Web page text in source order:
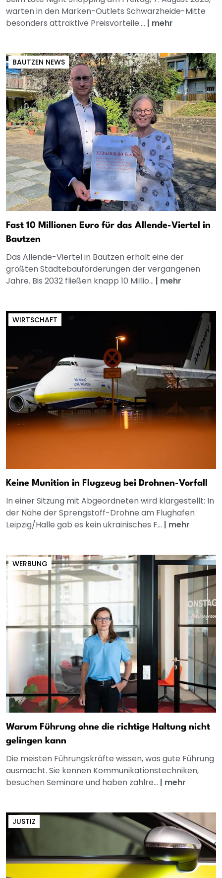
warten in den Marken-Outlets Schwarzheide-Mitte
besonders attraktive Preisvorteile.... | mehr
BAUTZEN NEWS
Fast 10 Millionen Euro für das Allende-Viertel in
Bautzen
Das Allende-Viertel in Bautzen erhält eine der
größten Städtebauförderungen der vergangenen
Jahre. Bis 2032 fließen knapp 10 Millio... | mehr
WIRTSCHAFT
Keine Munition in Flugzeug bei Drohnen-Vorfall
In einer Sitzung mit Abgeordneten wird klargestellt: In
der Nähe der Sprengstoff-Drohne am Flughafen
Leipzig/Halle gab es kein ukrainisches F... | mehr
WERBUNG
Warum Führung ohne die richtige Haltung nicht
gelingen kann
Die meisten Führungskräfte wissen, was gute Führung
ausmacht. Sie kennen Kommunikationstechniken,
besuchen Seminare und haben zahlre... | mehr
JUSTIZ